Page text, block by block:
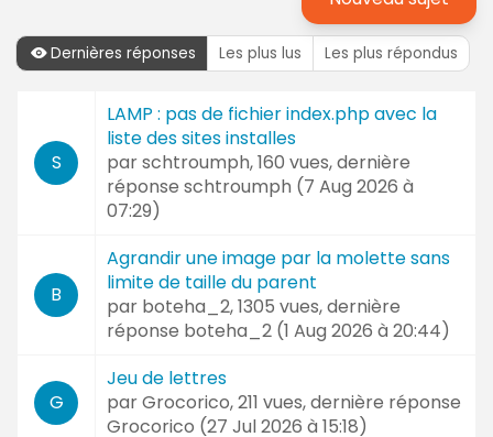
Dernières réponses Les plus lus Les plus répondus
Auteur
S
LAMP : pas de fichier index.php avec la
liste des sites installes
parschtroumph, 160 vues, dernière
réponse schtroumph (7 Aug 2026 à
07:29)
B
Agrandir une image par la molette sans
limite de taille du parent
par boteha_2, 1305 vues, dernière
réponse boteha_2 (1 Aug 2026 à 20:44)
G
Jeu de lettres
parGrocorico, 211 vues, dernière réponse
Grocorico (27 Jul 2026 à 15:18)